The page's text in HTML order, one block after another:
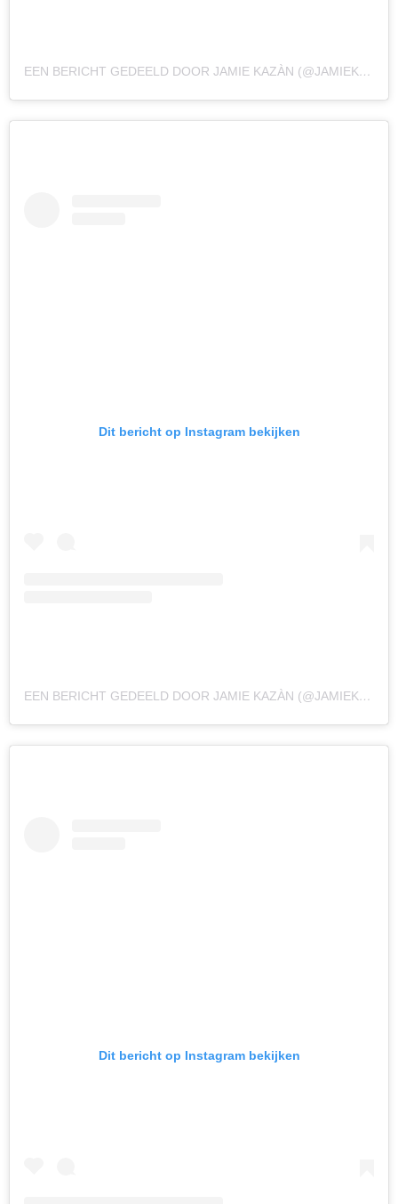
EEN BERICHT GEDEELD DOOR JAMIE KAZÀN (@JAMIEKAMES)
Dit bericht op Instagram bekijken
EEN BERICHT GEDEELD DOOR JAMIE KAZÀN (@JAMIEKAMES)
Dit bericht op Instagram bekijken